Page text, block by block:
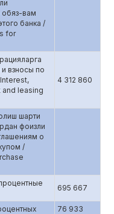
вам
банка /
for
взносы по
leasing
4 312 860
шарти
фоизли
о
/
695 667
76 933